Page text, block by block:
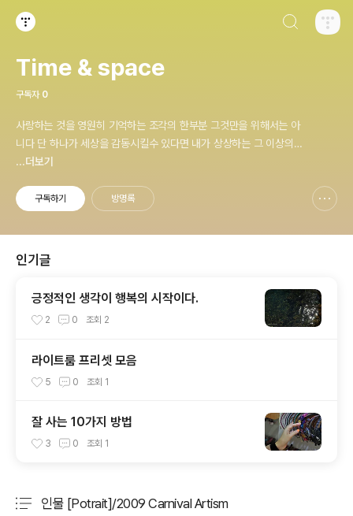
Time & space
구독자 0
사랑하는 것을 영원히 기억하는 조각의 한부분 그것만을 위해서는 아
니다 단 하나가 세상을 감동시킬수 있다면 내가 상상하는 그 이상의
것을 되어~
...더보기
구독하기 방명록
인기글
긍정적인 생각이 행복의 시작이다.
2 0 조회 2
라이트룸 프리셋 모음
5 0 조회 1
잘 사는 10가지 방법
3 0 조회 1
인물 [Potrait]/2009 Carnival Artism